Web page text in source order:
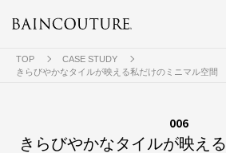
TOP
CASE STUDY
きらびやかなタイルが映える私だけのミニマル空間
006
きらびやかなタイルが映え